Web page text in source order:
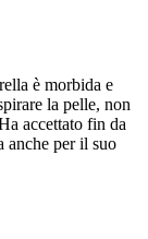
è morbida e
la pelle, non
accettato fin da
anche per il suo